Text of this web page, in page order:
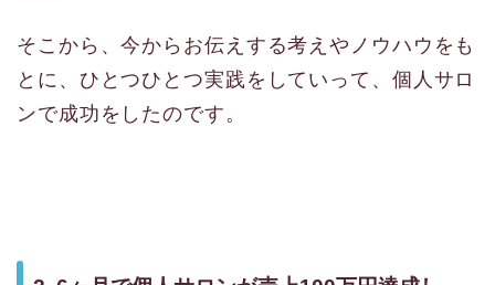
そこから、今からお伝えする考えやノウハウをも
とに、ひとつひとつ実践をしていって、個人サロ
ンで成功をしたのです。